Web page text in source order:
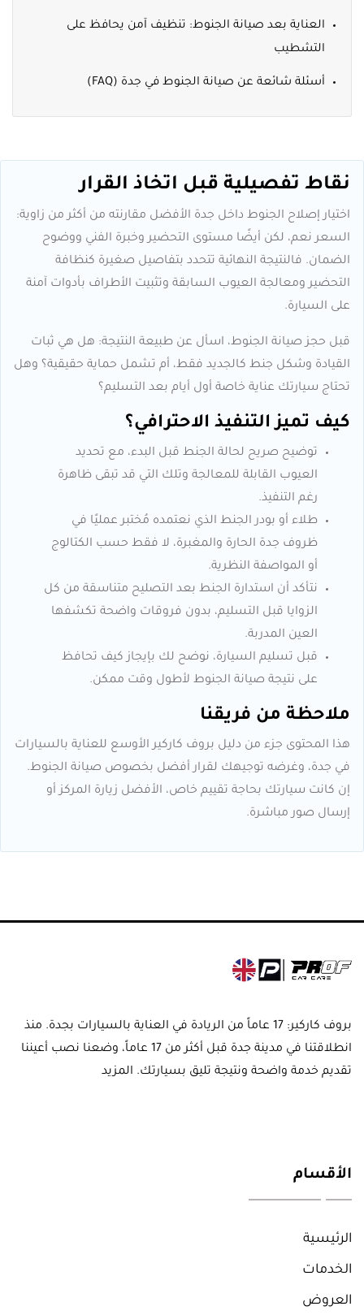
العناية بعد صيانة الجنوط: تنظيف آمن يحافظ على
التشطيب
أسئلة شائعة عن صيانة الجنوط في جدة (FAQ)
نقاط تفصيلية قبل اتخاذ القرار
اختيار إصلاح الجنوط داخل جدة الأفضل مقارنته من أكثر من زاوية:
السعر نعم، لكن أيضًا مستوى التحضير وخبرة الفني ووضوح
الضمان. فالنتيجة النهائية تتحدد بتفاصيل صغيرة كنظافة
التحضير ومعالجة العيوب السابقة وتثبيت الأطراف بأدوات آمنة
على السيارة.
قبل حجز صيانة الجنوط، اسأل عن طبيعة النتيجة: هل هي ثبات
القيادة وشكل جنط كالجديد فقط، أم تشمل حماية حقيقية؟ وهل
تحتاج سيارتك عناية خاصة أول أيام بعد التسليم؟
كيف تميز التنفيذ الاحترافي؟
توضيح صريح لحالة الجنط قبل البدء، مع تحديد
العيوب القابلة للمعالجة وتلك التي قد تبقى ظاهرة
رغم التنفيذ.
طلاء أو بودر الجنط الذي نعتمده مُختبر عمليًا في
ظروف جدة الحارة والمغبرة، لا فقط حسب الكتالوج
أو المواصفة النظرية.
نتأكد أن استدارة الجنط بعد التصليح متناسقة من كل
الزوايا قبل التسليم، بدون فروقات واضحة تكشفها
العين المدربة.
قبل تسليم السيارة، نوضح لك بإيجاز كيف تحافظ
على نتيجة صيانة الجنوط لأطول وقت ممكن.
ملاحظة من فريقنا
هذا المحتوى جزء من دليل بروف كاركير الأوسع للعناية بالسيارات
في جدة، وغرضه توجيهك لقرار أفضل بخصوص صيانة الجنوط.
إن كانت سيارتك بحاجة تقييم خاص، الأفضل زيارة المركز أو
إرسال صور مباشرة.
بروف كاركير: 17 عاماً من الريادة في العناية بالسيارات بجدة. منذ
انطلاقتنا في مدينة جدة قبل أكثر من 17 عاماً، وضعنا نصب أعيننا
تقديم خدمة واضحة ونتيجة تليق بسيارتك. المزيد
الأقسام
الرئيسية
الخدمات
العروض